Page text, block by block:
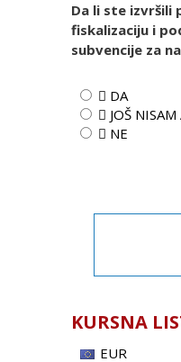
Da li ste izvršili
fiskalizaciju i
subvencije za
 DA
 JOŠ
 NE
KURSNA
EUR